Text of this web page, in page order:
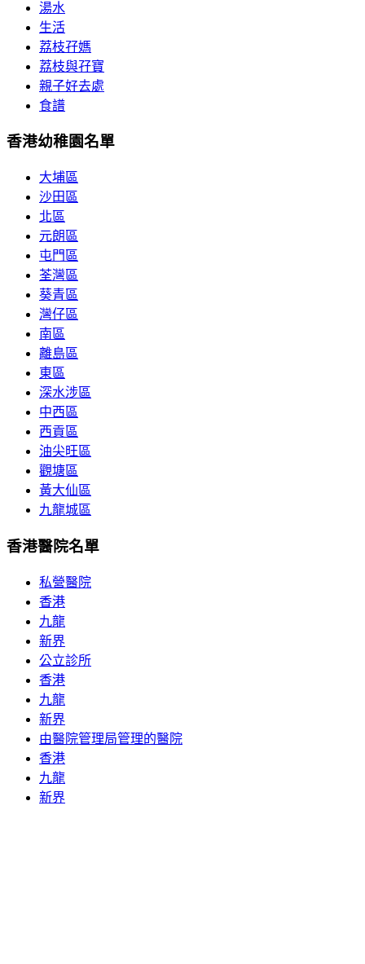
湯水
生活
荔枝孖媽
荔枝與孖寶
親子好去處
食譜
香港幼稚園名單
大埔區
沙田區
北區
元朗區
屯門區
荃灣區
葵青區
灣仔區
南區
離島區
東區
深水涉區
中西區
西貢區
油尖旺區
觀塘區
黃大仙區
九龍城區
香港醫院名單
私營醫院
香港
九龍
新界
公立診所
香港
九龍
新界
由醫院管理局管理的醫院
香港
九龍
新界